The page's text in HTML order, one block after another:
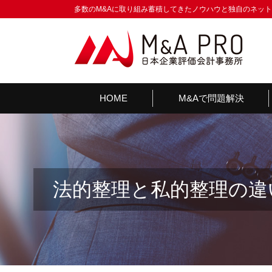
法的整理と私的整理の
多数のM&Aに取り組み蓄積してきたノウハウと独自のネッ
HOME M&Aで問題解決